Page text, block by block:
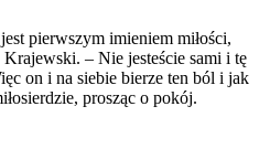
pierwszym imieniem miłości,
– Nie jesteście sami i tę
on i na siebie bierze ten ból i jak
prosząc o pokój.